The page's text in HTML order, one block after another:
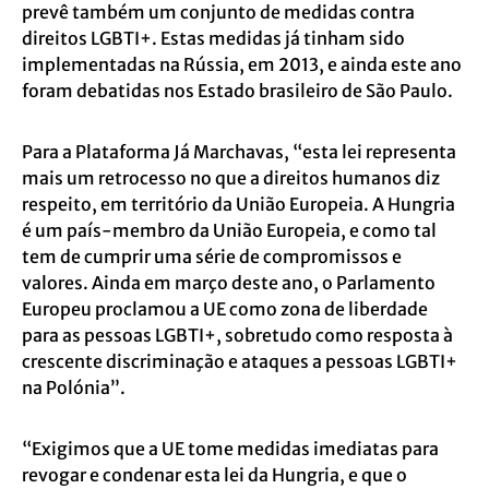
prevê também um conjunto de medidas contra
direitos LGBTI+. Estas medidas já tinham sido
implementadas na Rússia, em 2013, e ainda este ano
foram debatidas nos Estado brasileiro de São Paulo.
Para a Plataforma Já Marchavas, “esta lei representa
mais um retrocesso no que a direitos humanos diz
respeito, em território da União Europeia. A Hungria
é um país-membro da União Europeia, e como tal
tem de cumprir uma série de compromissos e
valores. Ainda em março deste ano, o Parlamento
Europeu proclamou a UE como zona de liberdade
para as pessoas LGBTI+, sobretudo como resposta à
crescente discriminação e ataques a pessoas LGBTI+
na Polónia”.
“Exigimos que a UE tome medidas imediatas para
revogar e condenar esta lei da Hungria, e que o